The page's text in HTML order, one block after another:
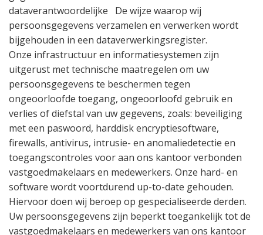
dataverantwoordelijke
De wijze waarop wij
persoonsgegevens verzamelen en verwerken wordt
bijgehouden in een dataverwerkingsregister.
Onze infrastructuur en informatiesystemen zijn
uitgerust met technische maatregelen om uw
persoonsgegevens te beschermen tegen
ongeoorloofde toegang, ongeoorloofd gebruik en
verlies of diefstal van uw gegevens, zoals: beveiliging
met een paswoord, harddisk encryptiesoftware,
firewalls, antivirus, intrusie- en anomaliedetectie en
toegangscontroles voor aan ons kantoor verbonden
vastgoedmakelaars en medewerkers. Onze hard- en
software wordt voortdurend up-to-date gehouden.
Hiervoor doen wij beroep op gespecialiseerde derden.
Uw persoonsgegevens zijn beperkt toegankelijk tot de
vastgoedmakelaars en medewerkers van ons kantoor